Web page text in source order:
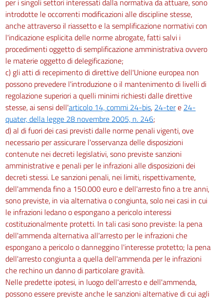
per i singoli settori interessati dalla normativa da attuare, sono
introdotte le occorrenti modificazioni alle discipline stesse,
anche attraverso il riassetto e la semplificazione normativi con
l'indicazione esplicita delle norme abrogate, fatti salvi i
procedimenti oggetto di semplificazione amministrativa ovvero
le materie oggetto di delegificazione;
c) gli atti di recepimento di direttive dell'Unione europea non
possono prevedere l'introduzione o il mantenimento di livelli di
regolazione superiori a quelli minimi richiesti dalle direttive
stesse, ai sensi dell'articolo 14, commi 24-bis, 24-tere 24-
quater, della legge 28 novembre 2005, n. 246;
d) al di fuori dei casi previsti dalle norme penali vigenti, ove
necessario per assicurare l'osservanza delle disposizioni
contenute nei decreti legislativi, sono previste sanzioni
amministrative e penali per le infrazioni alle disposizioni dei
decreti stessi. Le sanzioni penali, nei limiti, rispettivamente,
dell'ammenda fino a 150.000 euro e dell'arresto fino a tre anni,
sono previste, in via alternativa o congiunta, solo nei casi in cui
le infrazioni ledano o espongano a pericolo interessi
costituzionalmente protetti. In tali casi sono previste: la pena
dell'ammenda alternativa all'arresto per le infrazioni che
espongano a pericolo o danneggino l'interesse protetto; la pena
dell'arresto congiunta a quella dell'ammenda per le infrazioni
che rechino un danno di particolare gravità.
Nelle predette ipotesi, in luogo dell'arresto e dell'ammenda,
possono essere previste anche le sanzioni alternative di cui agli